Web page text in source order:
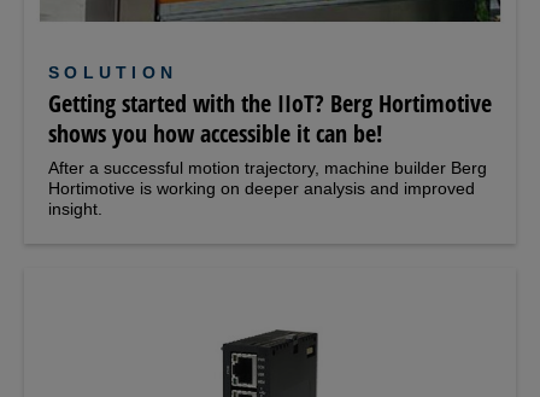
SOLUTION
Getting started with the IIoT? Berg Hortimotive
shows you how accessible it can be!
After a successful motion trajectory, machine builder Berg
Hortimotive is working on deeper analysis and improved
insight.